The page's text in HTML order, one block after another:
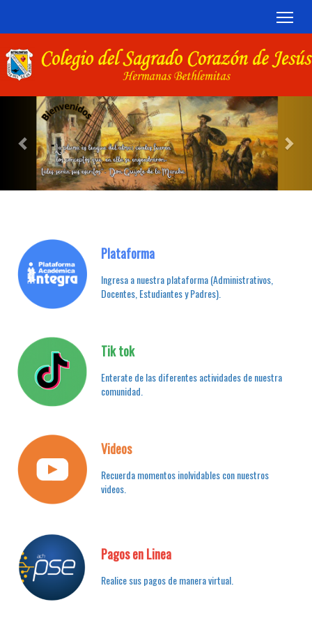
Previous
Plataforma
Ingresa a nuestra plataforma (Administrativos,
Docentes, Estudiantes y Padres).
Tik tok
Enterate de las diferentes actividades de nuestra
comunidad.
Videos
Recuerda momentos inolvidables con nuestros
videos.
Pagos en Linea
Realice sus pagos de manera virtual.